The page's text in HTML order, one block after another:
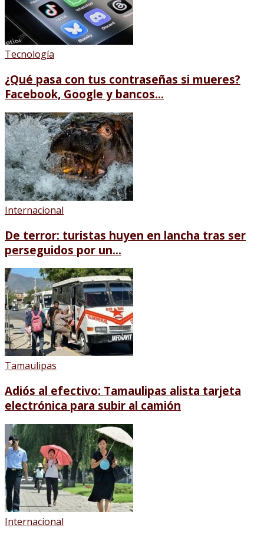
Tecnología
¿Qué pasa con tus contraseñas si mueres?
Facebook, Google y bancos...
Internacional
De terror: turistas huyen en lancha tras ser
perseguidos por un...
Tamaulipas
Adiós al efectivo: Tamaulipas alista tarjeta
electrónica para subir al camión
Internacional